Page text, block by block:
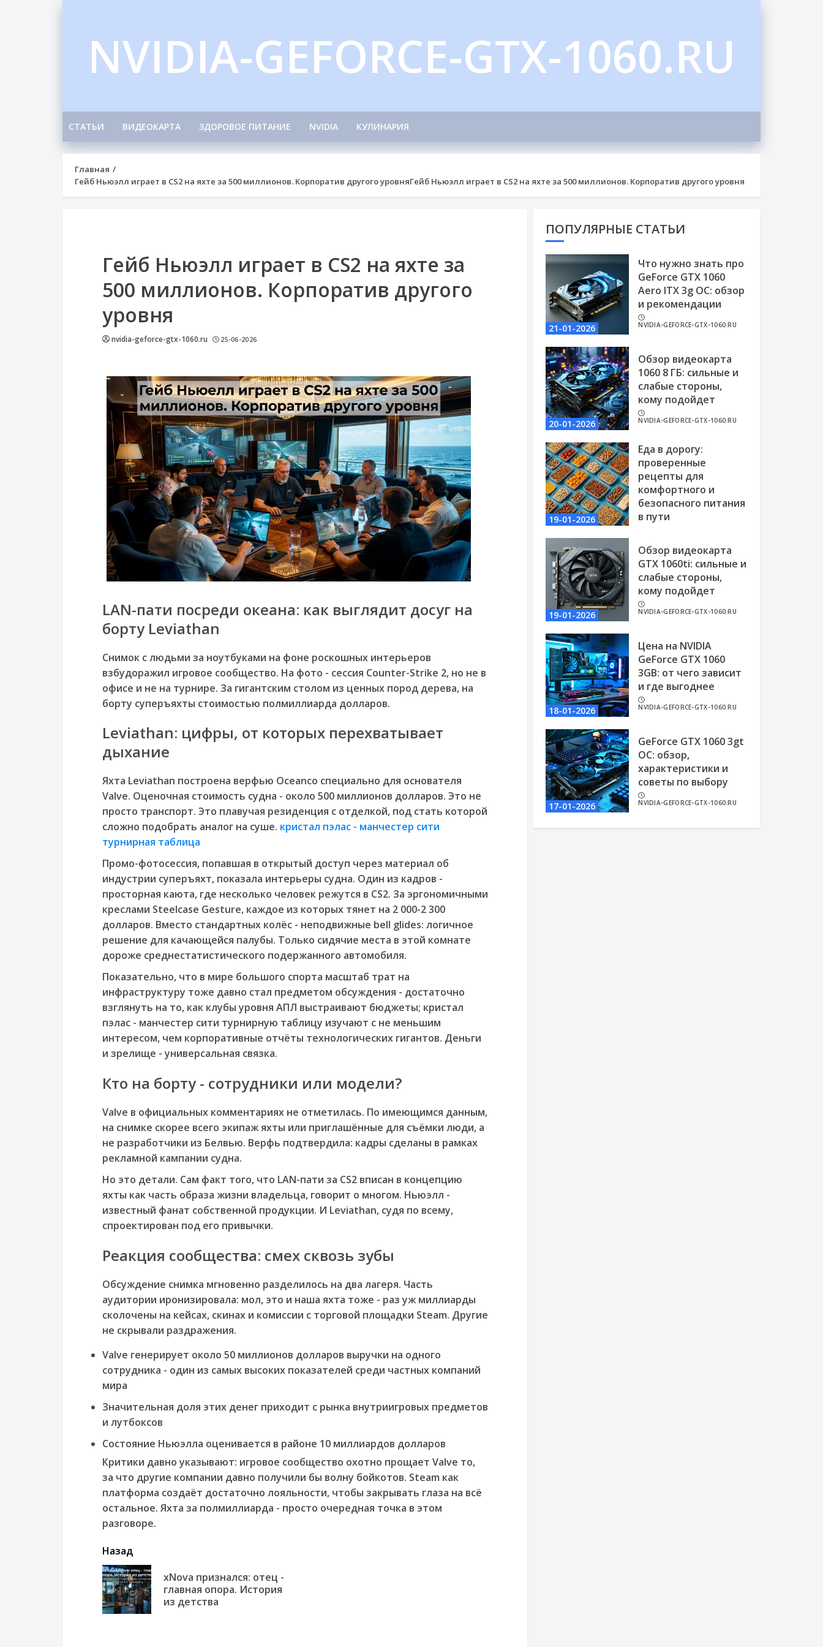
NVIDIA-GEFORCE-GTX-1060.RU
СТАТЬИ ВИДЕОКАРТА ЗДОРОВОЕ ПИТАНИЕ NVIDIA КУЛИНАРИЯ
Главная
Гейб Ньюэлл играет в CS2 на яхте за 500 миллионов. Корпоратив другого уровняГейб Ньюэлл играет в CS2 на яхте за 500 миллионов. Корпоратив другого уровня
Гейб Ньюэлл играет в CS2 на яхте за
500 миллионов. Корпоратив другого
уровня
nvidia-geforce-gtx-1060.ru 25-06-2026
LAN-пати посреди океана: как выглядит досуг на
борту Leviathan
Снимок с людьми за ноутбуками на фоне роскошных интерьеров
взбудоражил игровое сообщество. На фото - сессия Counter-Strike 2, но не в
офисе и не на турнире. За гигантским столом из ценных пород дерева, на
борту суперъяхты стоимостью полмиллиарда долларов.
Leviathan: цифры, от которых перехватывает
дыхание
Яхта Leviathan построена верфью Oceanco специально для основателя
Valve. Оценочная стоимость судна - около 500 миллионов долларов. Это не
просто транспорт. Это плавучая резиденция с отделкой, под стать которой
сложно подобрать аналог на суше. кристал пэлас - манчестер сити
турнирная таблица
Промо-фотосессия, попавшая в открытый доступ через материал об
индустрии суперъяхт, показала интерьеры судна. Один из кадров -
просторная каюта, где несколько человек режутся в CS2. За эргономичными
креслами Steelcase Gesture, каждое из которых тянет на 2 000-2 300
долларов. Вместо стандартных колёс - неподвижные bell glides: логичное
решение для качающейся палубы. Только сидячие места в этой комнате
дороже среднестатистического подержанного автомобиля.
Показательно, что в мире большого спорта масштаб трат на
инфраструктуру тоже давно стал предметом обсуждения - достаточно
взглянуть на то, как клубы уровня АПЛ выстраивают бюджеты; кристал
пэлас - манчестер сити турнирную таблицу изучают с не меньшим
интересом, чем корпоративные отчёты технологических гигантов. Деньги
и зрелище - универсальная связка.
Кто на борту - сотрудники или модели?
Valve в официальных комментариях не отметилась. По имеющимся данным,
на снимке скорее всего экипаж яхты или приглашённые для съёмки люди, а
не разработчики из Белвью. Верфь подтвердила: кадры сделаны в рамках
рекламной кампании судна.
Но это детали. Сам факт того, что LAN-пати за CS2 вписан в концепцию
яхты как часть образа жизни владельца, говорит о многом. Ньюэлл -
известный фанат собственной продукции. И Leviathan, судя по всему,
спроектирован под его привычки.
Реакция сообщества: смех сквозь зубы
Обсуждение снимка мгновенно разделилось на два лагеря. Часть
аудитории иронизировала: мол, это и наша яхта тоже - раз уж миллиарды
сколочены на кейсах, скинах и комиссии с торговой площадки Steam. Другие
не скрывали раздражения.
Valve генерирует около 50 миллионов долларов выручки на одного
сотрудника - один из самых высоких показателей среди частных компаний
мира
Значительная доля этих денег приходит с рынка внутриигровых предметов
и лутбоксов
Состояние Ньюэлла оценивается в районе 10 миллиардов долларов
Критики давно указывают: игровое сообщество охотно прощает Valve то,
за что другие компании давно получили бы волну бойкотов. Steam как
платформа создаёт достаточно лояльности, чтобы закрывать глаза на всё
остальное. Яхта за полмиллиарда - просто очередная точка в этом
разговоре.
читать
еще
Назад
xNova признался: отец -
главная опора. История
из детства
ПОПУЛЯРНЫЕ СТАТЬИ
21-01-2026
Что нужно знать про
GeForce GTX 1060
Aero ITX 3g OC: обзор
и рекомендации
NVIDIA-GEFORCE-GTX-1060.RU
20-01-2026
Обзор видеокарта
1060 8 ГБ: сильные и
слабые стороны,
кому подойдет
NVIDIA-GEFORCE-GTX-1060.RU
19-01-2026
Еда в дорогу:
проверенные
рецепты для
комфортного и
безопасного питания
в пути
19-01-2026
Обзор видеокарта
GTX 1060ti: сильные и
слабые стороны,
кому подойдет
NVIDIA-GEFORCE-GTX-1060.RU
18-01-2026
Цена на NVIDIA
GeForce GTX 1060
3GB: от чего зависит
и где выгоднее
NVIDIA-GEFORCE-GTX-1060.RU
17-01-2026
GeForce GTX 1060 3gt
OC: обзор,
характеристики и
советы по выбору
NVIDIA-GEFORCE-GTX-1060.RU